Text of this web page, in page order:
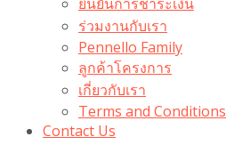
ร่วมงานกับเรา
Pennello Family
ลูกค้าโครงการ
เกี่ยวกับเรา
Terms and Conditions
Contact Us